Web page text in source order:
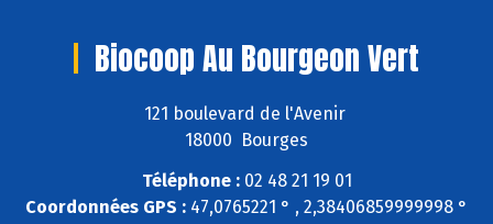
Biocoop Au Bourgeon Vert
121 boulevard de l'Avenir
18000 Bourges
Téléphone :02 48 21 19 01
Coordonnées GPS : 47,0765221 ° , 2,38406859999998 °